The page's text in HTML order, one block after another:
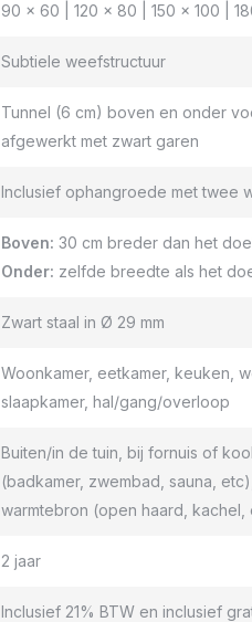
90 x 60 | 120 x 80 | 150 x 100 |
Subtiele weefstructuur
Tunnel (6 cm) boven en onder
afgewerkt met zwart garen
Inclusief ophangroede met twee
Boven: 30 cm breder dan het
Onder: zelfde breedte als het
Zwart staal in Ø 29 mm
Woonkamer, eetkamer, keuken,
slaapkamer, hal/gang/overloop
Buiten/in de tuin, bij fornuis of
(badkamer, zwembad, sauna,
warmtebron (open haard, kachel,
2 jaar
Inclusief 21% BTW en inclusief